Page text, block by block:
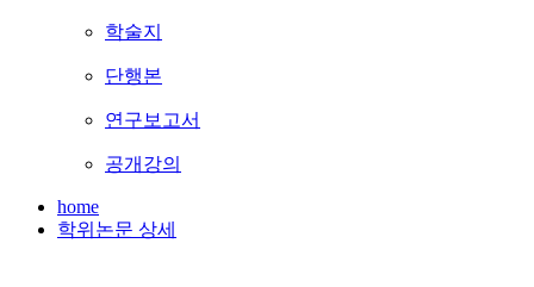
학술지
단행본
연구보고서
공개강의
home
학위논문 상세